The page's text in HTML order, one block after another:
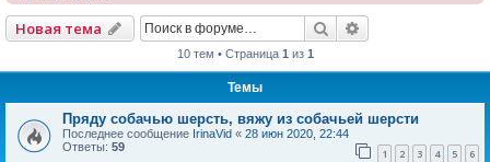
Новая тема Поиск
10 тем • Страница 1 из 1
Темы
Пряду собачью шерсть, вяжу из собачьей шерсти
Последнее сообщение IrinaVid « 28 июн 2020, 22:44
Ответы: 59 1 2 3 4 5 6